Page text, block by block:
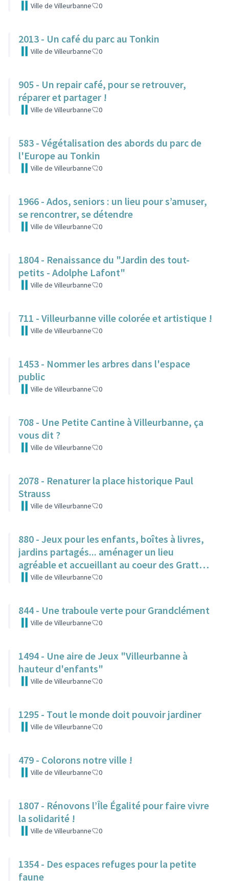
Ville de Villeurbanne 0
2013 - Un café du parc au Tonkin
Ville de Villeurbanne 0
905 - Un repair café, pour se retrouver,
réparer et partager !
Ville de Villeurbanne 0
583 - Végétalisation des abords du parc de
l'Europe au Tonkin
Ville de Villeurbanne 0
1966 - Ados, seniors : un lieu pour s’amuser,
se rencontrer, se détendre
Ville de Villeurbanne 0
1804 - Renaissance du "Jardin des tout-
petits - Adolphe Lafont"
Ville de Villeurbanne 0
711 - Villeurbanne ville colorée et artistique !
Ville de Villeurbanne 0
1453 - Nommer les arbres dans l'espace
public
Ville de Villeurbanne 0
708 - Une Petite Cantine à Villeurbanne, ça
vous dit ?
Ville de Villeurbanne 0
2078 - Renaturer la place historique Paul
Strauss
Ville de Villeurbanne 0
880 - Jeux pour les enfants, boîtes à livres,
jardins partagés... aménager un lieu
agréable et accueillant au coeur des Gratte-
CielVille de Villeurbanne 0
844 - Une traboule verte pour Grandclément
Ville de Villeurbanne 0
1494 - Une aire de Jeux "Villeurbanne à
hauteur d'enfants"
Ville de Villeurbanne 0
1295 - Tout le monde doit pouvoir jardiner
Ville de Villeurbanne 0
479 - Colorons notre ville !
Ville de Villeurbanne 0
1807 - Rénovons l’Île Égalité pour faire vivre
la solidarité !
Ville de Villeurbanne 0
1354 - Des espaces refuges pour la petite
faune